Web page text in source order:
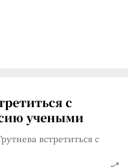
с
учеными
встретиться с